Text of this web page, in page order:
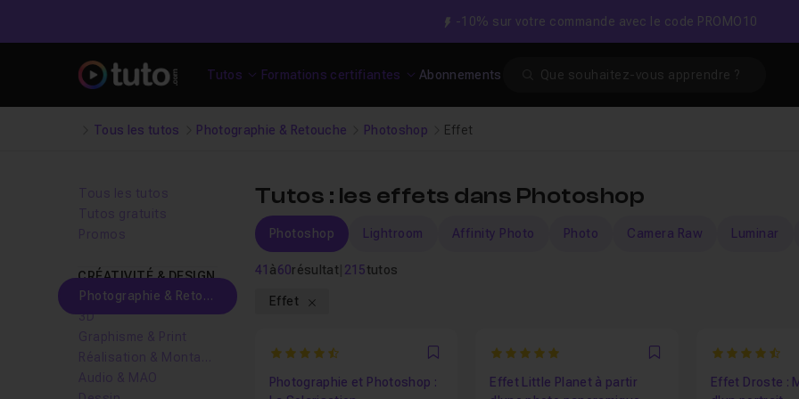
-10% sur votre commande avec le code PROMO10
Tutos Formations certifiantes Abonnements
Tous les tutos Photographie & Retouche Photoshop Effet
Tous les tutos
Tutos gratuits
Promos
CRÉATIVITÉ & DESIGN
Photographie & Retouche
3D
Graphisme & Print
Audio & MAO
Tutos : les effets dans Photoshop
Photoshop Lightroom Affinity Photo Photo Camera Raw Luminar
41 à60résultat 215tutos
Effet
4.5 Favori
Photographie et Photoshop :
5 Favori
Effet Little Planet à partir
4.25
Effet Droste :